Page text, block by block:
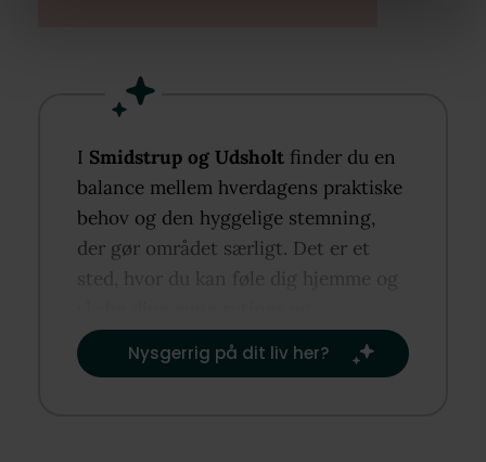
I Smidstrup og Udsholt finder du en
balance mellem hverdagens praktiske
behov og den hyggelige stemning,
der gør området særligt. Det er et
sted, hvor du kan føle dig hjemme og
traditioner.​
Nysgerrig på dit liv her?​